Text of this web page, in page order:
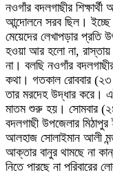
নওগাঁর বদলগাছীর
আন্দোলনে সরব ছিল।
মেয়েদের লেখাপড়ার
হওয়া আর হলো না, রাস্তায়
না। বলছি নওগাঁর বদলগাছীর
কথা। গতকাল রোববার (২৩
তার মরদেহ উদ্ধার করে।
মাতম শুরু হয়। সোমবার (২৪
বদলগাছী উপজেলার মিঠাপুর
আলহাজ সোলাইমান আলী
আক্তার বানুর থামছে না
নিতে পারছে না পরিবারের